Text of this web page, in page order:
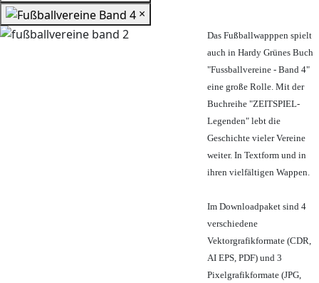
×
Das Fußballwapppen spielt
auch in Hardy Grünes Buch
"Fussballvereine - Band 4"
eine große Rolle. Mit der
Buchreihe "ZEITSPIEL-
Legenden" lebt die
Geschichte vieler Vereine
weiter. In Textform und in
ihren vielfältigen Wappen.
Im Downloadpaket sind 4
verschiedene
Vektorgrafikformate (CDR,
AI EPS, PDF) und 3
Pixelgrafikformate (JPG,